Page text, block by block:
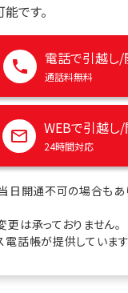
です。
電話で引越し
通話料無料
WEBで引越し
24時間対応
日開通不可の場合もあ
は承っておりません。
話帳が提供しています